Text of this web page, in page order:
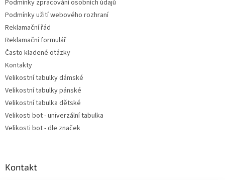
Podmínky zpracování osobních údajů
Podmínky užití webového rozhraní
Reklamační řád
Reklamační formulář
Často kladené otázky
Kontakty
Velikostní tabulky dámské
Velikostní tabulky pánské
Velikostní tabulka dětské
Velikosti bot - univerzální tabulka
Velikosti bot - dle značek
Kontakt